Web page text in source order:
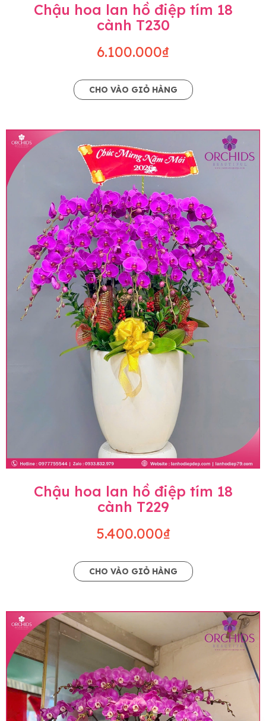
Chậu hoa lan hồ điệp tím 18
cành T230
6.100.000₫
CHO VÀO GIỎ HÀNG
Chậu hoa lan hồ điệp tím 18
cành T229
5.400.000₫
CHO VÀO GIỎ HÀNG